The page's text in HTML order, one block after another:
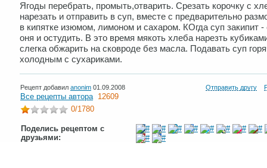
Ягоды перебрать, промыть,отварить. Срезать корочку с
нарезать и отправить в суп, вместе с предварительно
в кипятке изюмом, лимоном и сахаром. КОгда суп закипит -
оня и остудить. В это время мякоть хлеба нарезть
слегка обжарить на сковроде без масла. Подавать суп
холодным с сухариками.
Рецепт добавил anonim 01.09.2008 Отправить другу
Все рецепты автора 12609
0/1780
Поделись рецептом с
друзьями: